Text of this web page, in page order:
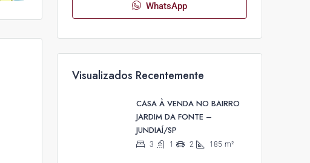
WhatsApp
Visualizados Recentemente
CASA À VENDA NO BAIRRO
JARDIM DA FONTE –
JUNDIAÍ/SP
3 1 2 185 m²